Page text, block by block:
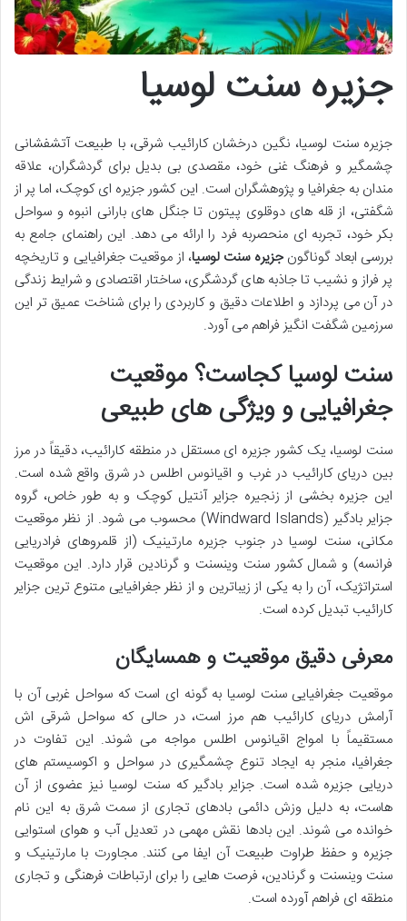
جزیره سنت لوسیا
جزیره سنت لوسیا، نگین درخشان کارائیب شرقی، با طبیعت آتشفشانی
چشمگیر و فرهنگ غنی خود، مقصدی بی بدیل برای گردشگران، علاقه
مندان به جغرافیا و پژوهشگران است. این کشور جزیره ای کوچک، اما پر از
شگفتی، از قله های دوقلوی پیتون تا جنگل های بارانی انبوه و سواحل
بکر خود، تجربه ای منحصربه فرد را ارائه می دهد. این راهنمای جامع به
بررسی ابعاد گوناگونجزیره سنت لوسیا، از موقعیت جغرافیایی و تاریخچه
پر فراز و نشیب تا جاذبه های گردشگری، ساختار اقتصادی و شرایط زندگی
در آن می پردازد و اطلاعات دقیق و کاربردی را برای شناخت عمیق تر این
سرزمین شگفت انگیز فراهم می آورد.
سنت لوسیا کجاست؟ موقعیت
جغرافیایی و ویژگی های طبیعی
سنت لوسیا، یک کشور جزیره ای مستقل در منطقه کارائیب، دقیقاً در مرز
بین دریای کارائیب در غرب و اقیانوس اطلس در شرق واقع شده است.
این جزیره بخشی از زنجیره جزایر آنتیل کوچک و به طور خاص، گروه
جزایر بادگیر (Windward Islands) محسوب می شود. از نظر موقعیت
مکانی، سنت لوسیا در جنوب جزیره مارتینیک (از قلمروهای فرادریایی
فرانسه) و شمال کشور سنت وینسنت و گرنادین قرار دارد. این موقعیت
استراتژیک، آن را به یکی از زیباترین و از نظر جغرافیایی متنوع ترین جزایر
کارائیب تبدیل کرده است.
معرفی دقیق موقعیت و همسایگان
موقعیت جغرافیایی سنت لوسیا به گونه ای است که سواحل غربی آن با
آرامش دریای کارائیب هم مرز است، در حالی که سواحل شرقی اش
مستقیماً با امواج اقیانوس اطلس مواجه می شوند. این تفاوت در
جغرافیا، منجر به ایجاد تنوع چشمگیری در سواحل و اکوسیستم های
دریایی جزیره شده است. جزایر بادگیر که سنت لوسیا نیز عضوی از آن
هاست، به دلیل وزش دائمی بادهای تجاری از سمت شرق به این نام
خوانده می شوند. این بادها نقش مهمی در تعدیل آب و هوای استوایی
جزیره و حفظ طراوت طبیعت آن ایفا می کنند. مجاورت با مارتینیک و
سنت وینسنت و گرنادین، فرصت هایی را برای ارتباطات فرهنگی و تجاری
منطقه ای فراهم آورده است.